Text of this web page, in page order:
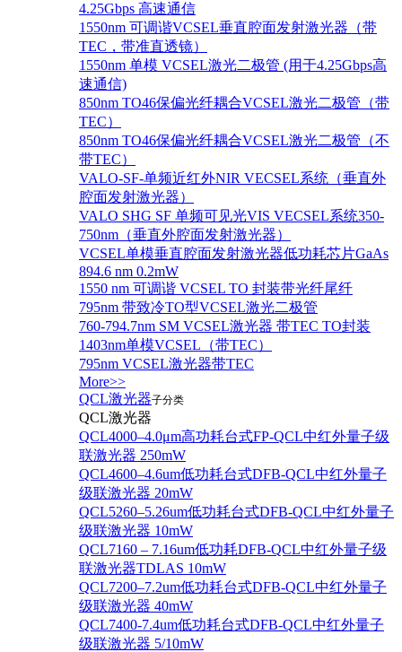
4.25Gbps 高速通信
1550nm 可调谐VCSEL垂直腔面发射激光器（带
TEC，带准直透镜）
1550nm 单模 VCSEL激光二极管 (用于4.25Gbps高
速通信)
850nm TO46保偏光纤耦合VCSEL激光二极管（带
TEC）
850nm TO46保偏光纤耦合VCSEL激光二极管（不
带TEC）
VALO-SF-单频近红外NIR VECSEL系统（垂直外
腔面发射激光器）
VALO SHG SF 单频可见光VIS VECSEL系统350-
750nm（垂直外腔面发射激光器）
VCSEL单模垂直腔面发射激光器低功耗芯片GaAs
894.6 nm 0.2mW
1550 nm 可调谐 VCSEL TO 封装带光纤尾纤
795nm 带致冷TO型VCSEL激光二极管
760-794.7nm SM VCSEL激光器 带TEC TO封装
1403nm单模VCSEL（带TEC）
795nm VCSEL激光器带TEC
More>>
QCL激光器子分类
QCL激光器
QCL4000–4.0μm高功耗台式FP-QCL中红外量子级
联激光器 250mW
QCL4600–4.6um低功耗台式DFB-QCL中红外量子
级联激光器 20mW
QCL5260–5.26um低功耗台式DFB-QCL中红外量子
级联激光器 10mW
QCL7160 – 7.16um低功耗DFB-QCL中红外量子级
联激光器TDLAS 10mW
QCL7200–7.2um低功耗台式DFB-QCL中红外量子
级联激光器 40mW
QCL7400-7.4um低功耗台式DFB-QCL中红外量子
级联激光器 5/10mW